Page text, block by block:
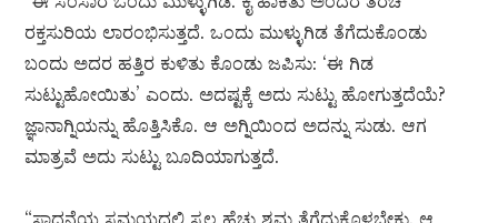
ರಕ್ತಸುರಿಯ ಲಾರಂಭಿಸುತ್ತದೆ. ಒಂದು ಮುಳ್ಳುಗಿಡ ತೆಗೆದುಕೊಂಡು
ಬಂದು ಅದರ ಹತ್ತಿರ ಕುಳಿತು ಕೊಂಡು ಜಪಿಸು: ‘ಈ ಗಿಡ
ಸುಟ್ಟುಹೋಯಿತು’ ಎಂದು. ಅದಷ್ಟಕ್ಕೆ ಅದು ಸುಟ್ಟು ಹೋಗುತ್ತದೆಯೆ?
ಜ್ಞಾನಾಗ್ನಿಯನ್ನು ಹೊತ್ತಿಸಿಕೊ. ಆ ಅಗ್ನಿಯಿಂದ ಅದನ್ನು ಸುಡು. ಆಗ
ಮಾತ್ರವೆ ಅದು ಸುಟ್ಟು ಬೂದಿಯಾಗುತ್ತದೆ.